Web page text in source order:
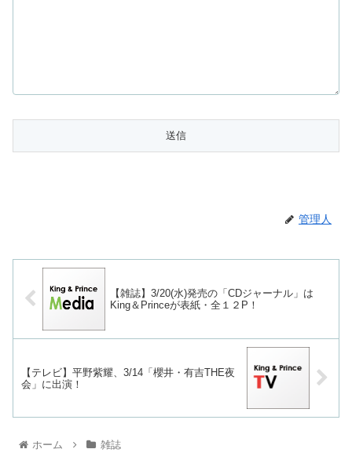
管理人
【雑誌】3/20(水)発売の「CDジャーナル」は
King＆Princeが表紙・全１２P！
【テレビ】平野紫耀、3/14「櫻井・有吉THE夜
会」に出演！
ホーム 雑誌